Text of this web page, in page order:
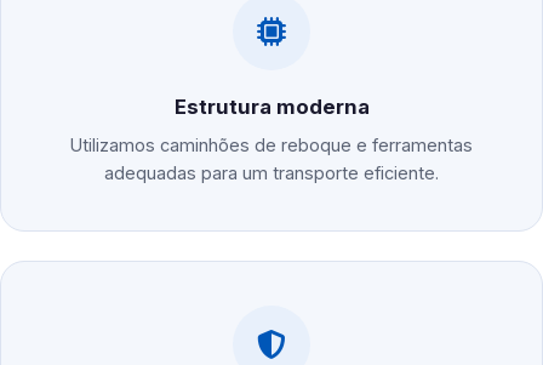
Estrutura moderna
Utilizamos caminhões de reboque e ferramentas
adequadas para um transporte eficiente.